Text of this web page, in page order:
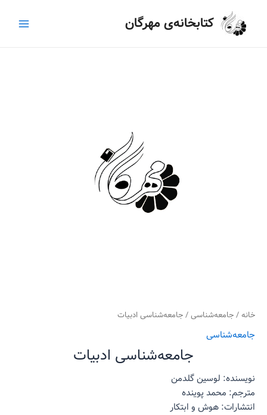
کتابخانه‌ی مهرگان
Menu
خانه/جامعه‌شناسی/ جامعه‌شناسی ادبیات
جامعه‌شناسی
جامعه‌شناسی ادبیات
نویسنده: لوسین گلدمن
مترجم: محمد پوینده
انتشارات: هوش و ابتکار